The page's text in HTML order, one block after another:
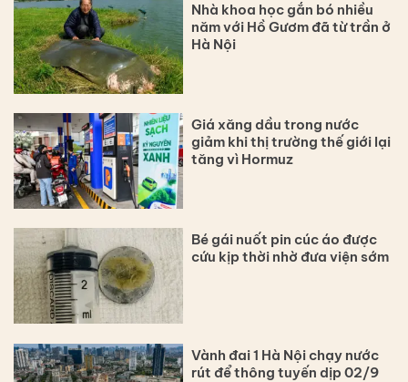
Nhà khoa học gắn bó nhiều
năm với Hồ Gươm đã từ trần ở
Hà Nội
Giá xăng dầu trong nước
giảm khi thị trường thế giới lại
tăng vì Hormuz
Bé gái nuốt pin cúc áo được
cứu kịp thời nhờ đưa viện sớm
Vành đai 1 Hà Nội chạy nước
rút để thông tuyến dịp 02/9